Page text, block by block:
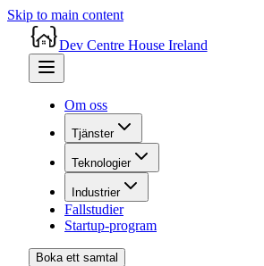
Skip to main content
Dev Centre House Ireland
Om oss
Tjänster
Teknologier
Industrier
Fallstudier
Startup-program
Boka ett samtal